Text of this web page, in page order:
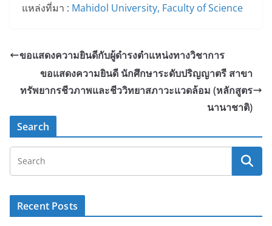
แหล่งที่มา : Mahidol University, Faculty of Science
ขอแสดงความยินดีกับผู้ดำรงตำแหน่งทางวิชาการ
ขอแสดงความยินดี นักศึกษาระดับปริญญาตรี สาขา
ทรัพยากรชีวภาพและชีววิทยาสภาวะแวดล้อม (หลักสูตร
นานาชาติ)
Search
Recent Posts